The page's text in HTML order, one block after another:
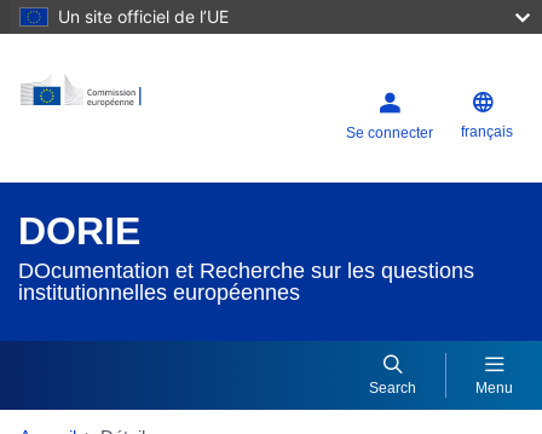
Un site officiel de l’UE
Se connecter français
DORIE
DOcumentation et Recherche sur les questions
institutionnelles européennes
Search Menu